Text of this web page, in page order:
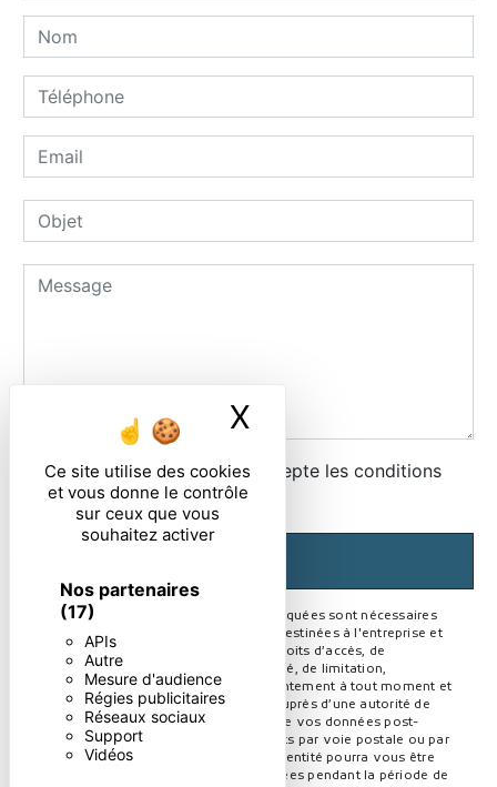
Ce site utilise des cookies
et vous donne le contrôle
sur ceux que vous
souhaitez activer
Nos partenaires
(17)
APIs
Autre
Mesure d'audience
Régies publicitaires
Réseaux sociaux
Support
Vidéos
X
En cochant cette case, j'accepte les conditions
particulières ci-dessous **
** Les données personnelles communiquées sont nécessaires
aux fins de vous contacter. Elles sont destinées à l'entreprise et
ses sous-traitants. Vous disposez de droits d’accès, de
rectification, d’effacement, de portabilité, de limitation,
d’opposition, de retrait de votre consentement à tout moment et
du droit d’introduire une réclamation auprès d’une autorité de
contrôle, ainsi que d’organiser le sort de vos données post-
mortem. Vous pouvez exercer ces droits par voie postale ou par
courrier électronique. Un justificatif d'identité pourra vous être
demandé. Nous conservons vos données pendant la période de